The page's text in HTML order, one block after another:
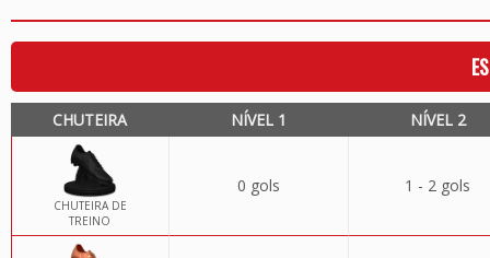
CHUTEIRA NÍVEL 1 NÍVEL 2
CHUTEIRA DE
TREINO
0 gols 1 - 2 gols